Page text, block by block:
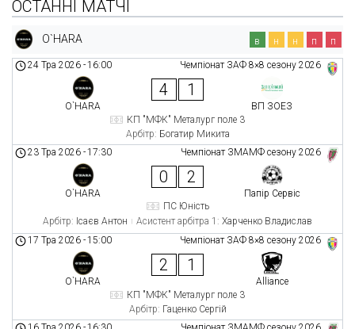
ОСТАННІ МАТЧІ
O`HARA в н н п п
Чемпіонат ЗАФ 8×8 сезону 2026
24 Тра 2026 -16:00
O`HARA
4 1
ВП ЗОЕЗ
КП "МФК" Металург поле 3
Арбітр: Богатир Микита
Чемпіонат ЗМАМФ сезону 2026
23 Тра 2026 -17:30
O`HARA
0 2
Папір Сервіс
ПС Юність
Арбітр: Ісаєв Антон Асистент арбітра 1: Харченко Владислав
Чемпіонат ЗАФ 8×8 сезону 2026
17 Тра 2026 -15:00
O`HARA
2 1
Alliance
КП "МФК" Металург поле 3
Арбітр: Гаценко Сергій